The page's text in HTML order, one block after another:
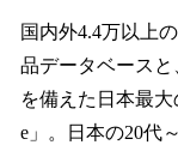
国内外4.4万以上
品データベース
を備えた日本最
e」。日本の20代